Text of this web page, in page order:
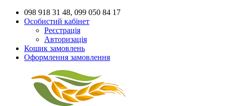
098 918 31 48, 099 050 84 17
Особистий кабінет
Реєстрація
Авторизація
Кошик замовлень
Оформлення замовлення